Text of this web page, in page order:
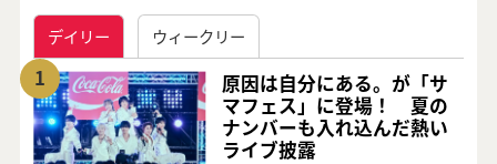
デイリー ウィークリー
1
原因は自分にある。が「サ
マフェス」に登場！ 夏の
ナンバーも入れ込んだ熱い
ライブ披露